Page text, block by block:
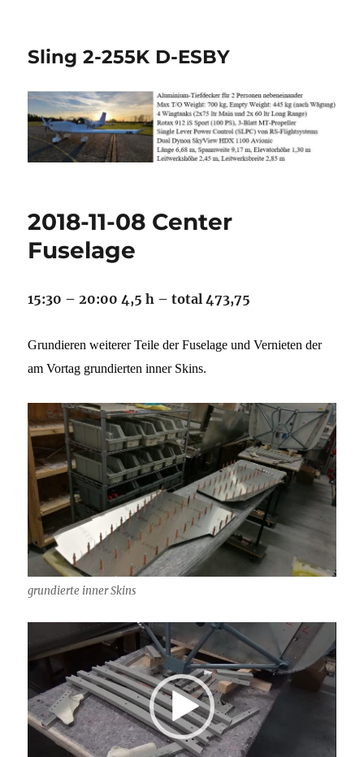
Sling 2-255K D-ESBY
2018-11-08 Center
Fuselage
15:30 – 20:00 4,5 h – total 473,75
Grundieren weiterer Teile der Fuselage und Vernieten der
am Vortag grundierten inner Skins.
grundierte inner Skins
Player